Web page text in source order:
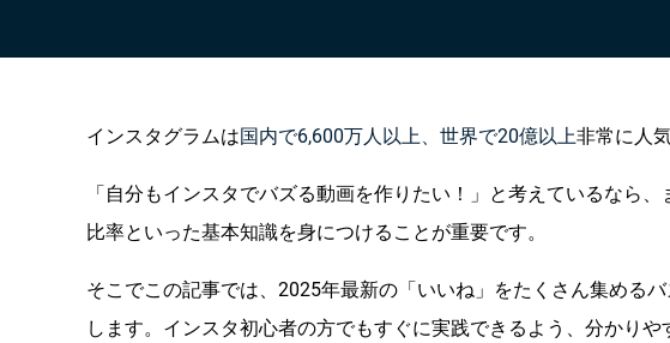
インスタグラムは国内で6,600万人以上、世界で20億以上非常に人
「自分もインスタでバズる動画を作りたい！」と考えているなら
比率といった基本知識を身につけることが重要です。
そこでこの記事では、2025年最新の「いいね」をたくさん集める
します。インスタ初心者の方でもすぐに実践できるよう、分かり